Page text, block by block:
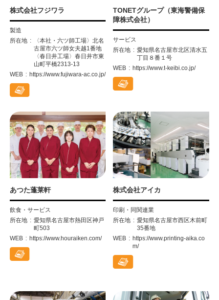
株式会社フジワラ
製造
所在地
〈本社・六ツ師工場〉北名
古屋市六ツ師女夫越1番地
〈春日井工場〉春日井市東
山町平橋2313-13
WEB
https://www.fujiwara-ac.co.jp/
TONETグループ（東海警備保
障株式会社）
サービス
所在地
愛知県名古屋市北区清水五
丁目８番１号
WEB
https://www.t-keibi.co.jp/
あつた蓬莱軒
飲食・サービス
所在地
愛知県名古屋市熱田区神戸
町503
WEB
https://www.houraiken.com/
株式会社アイカ
印刷・同関連業
所在地
愛知県名古屋市西区木前町
35番地
WEB
https://www.printing-aika.co
m/